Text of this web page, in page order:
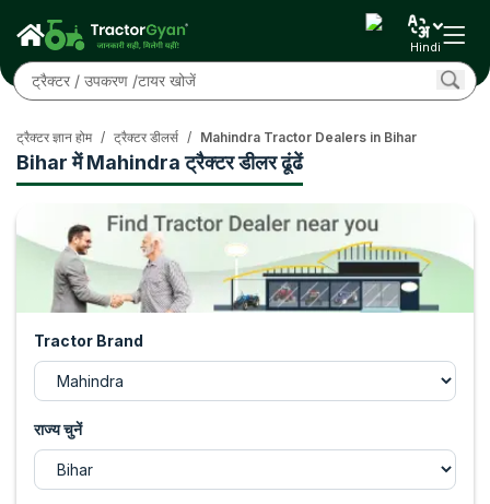
Hindi
Bihar में Mahindra ट्रैक्टर डीलर ढूंढें
ट्रैक्टर ज्ञान होम / ट्रैक्टर डीलर्स / Mahindra Tractor Dealers in Bihar
Tractor Brand
राज्य चुनें